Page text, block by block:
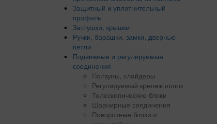
Защитный и уплотнительный
профиль
Заглушки, крышки
Ручки, барашки, замки, дверные
петли
Подвижные и регулируемые
соединения
Ползуны, слайдеры
Регулируемый крепеж полок
Телескопические блоки
Шарнирные соединения
Поворотные блоки и